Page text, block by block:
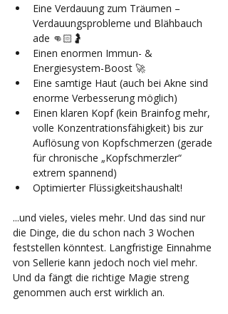
Eine Verdauung zum Träumen –
Verdauungsprobleme und Blähbauch
ade 👊🏻🤰
Einen enormen Immun- &
Energiesystem-Boost 🚀
Eine samtige Haut (auch bei Akne sind
enorme Verbesserung möglich)
Einen klaren Kopf (kein Brainfog mehr,
volle Konzentrationsfähigkeit) bis zur
Auflösung von Kopfschmerzen (gerade
für chronische „Kopfschmerzler“
extrem spannend)
Optimierter Flüssigkeitshaushalt!
...und vieles, vieles mehr. Und das sind nur
die Dinge, die du schon nach 3 Wochen
feststellen könntest. Langfristige Einnahme
von Sellerie kann jedoch noch viel mehr.
Und da fängt die richtige Magie streng
genommen auch erst wirklich an.